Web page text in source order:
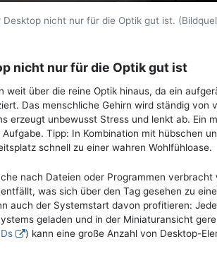
nicht nur für die Optik gut ist.
nicht nur für die Optik gut ist
weit über die reine Optik hinaus, da ein
Das menschliche Gehirn wird ständig von
erzeugt unbewusst Stress und lenkt ab. Ein
Tipp: In Kombination mit hübschen
schnell zu einer wahren Wohlfühloase.
nach Dateien oder Programmen
was sich über den Tag gesehen zu
auch der Systemstart davon profitieren:
geladen und in der Miniaturansicht
) kann eine große Anzahl von Desktop-